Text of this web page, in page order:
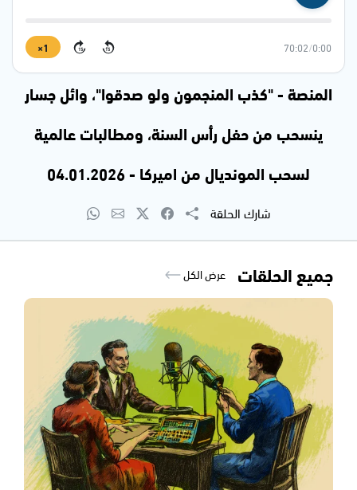
0:00
/
70:02
15
15
1×
المنصة - "كذب المنجمون ولو صدقوا"، وائل جسار
ينسحب من حفل رأس السنة، ومطالبات عالمية
لسحب المونديال من اميركا - 04.01.2026
شارك الحلقة
جميع الحلقات عرض الكل